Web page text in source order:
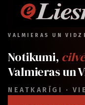
VALMIERAS UN
Notikumi,
Valmieras un
NEATKARĪGI ·